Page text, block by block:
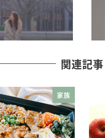
関連記事
家族